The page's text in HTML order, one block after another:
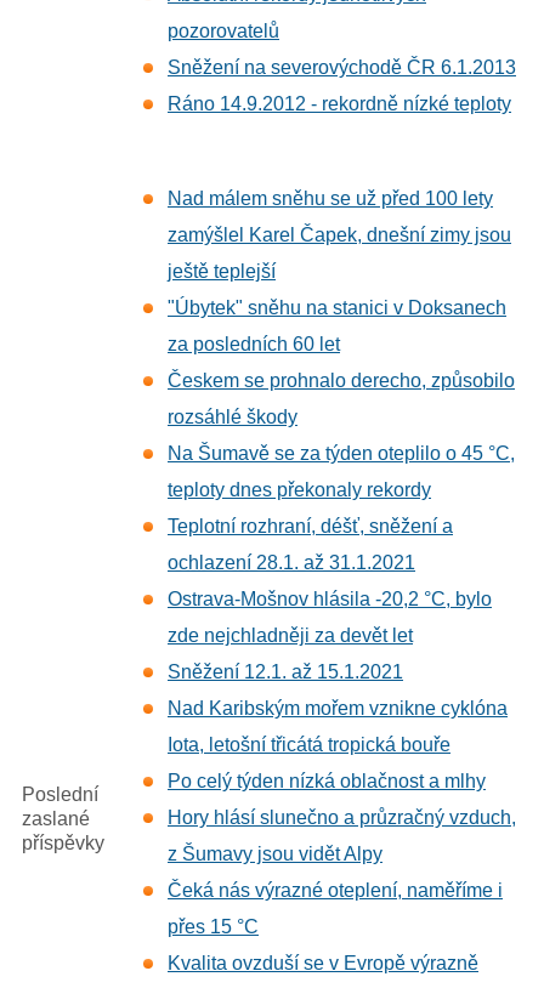
pozorovatelů
Sněžení na severovýchodě ČR 6.1.2013
Ráno 14.9.2012 - rekordně nízké teploty
Poslední
zaslané
příspěvky
Nad málem sněhu se už před 100 lety
zamýšlel Karel Čapek, dnešní zimy jsou
ještě teplejší
"Úbytek" sněhu na stanici v Doksanech
za posledních 60 let
Českem se prohnalo derecho, způsobilo
rozsáhlé škody
Na Šumavě se za týden oteplilo o 45 °C,
teploty dnes překonaly rekordy
Teplotní rozhraní, déšť, sněžení a
ochlazení 28.1. až 31.1.2021
Ostrava-Mošnov hlásila -20,2 °C, bylo
zde nejchladněji za devět let
Sněžení 12.1. až 15.1.2021
Nad Karibským mořem vznikne cyklóna
Iota, letošní třicátá tropická bouře
Po celý týden nízká oblačnost a mlhy
Hory hlásí slunečno a průzračný vzduch,
z Šumavy jsou vidět Alpy
Čeká nás výrazné oteplení, naměříme i
přes 15 °C
Kvalita ovzduší se v Evropě výrazně